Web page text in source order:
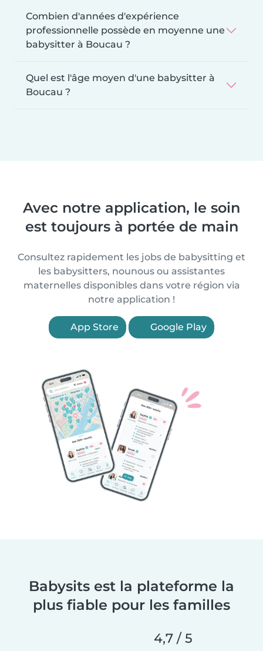
Combien d'années d'expérience
professionnelle possède en moyenne une
babysitter à Boucau ?
Quel est l'âge moyen d'une babysitter à
Boucau ?
Avec notre application, le soin
est toujours à portée de main
Consultez rapidement les jobs de babysitting et
les babysitters, nounous ou assistantes
maternelles disponibles dans votre région via
notre application !
App Store Google Play
Babysits est la plateforme la
plus fiable pour les familles
4,7 / 5